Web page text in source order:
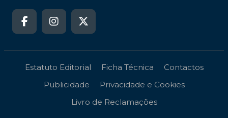
Estatuto Editorial Ficha Técnica
Contactos
Publicidade
Privacidade e Cookies
Livro de Reclamações